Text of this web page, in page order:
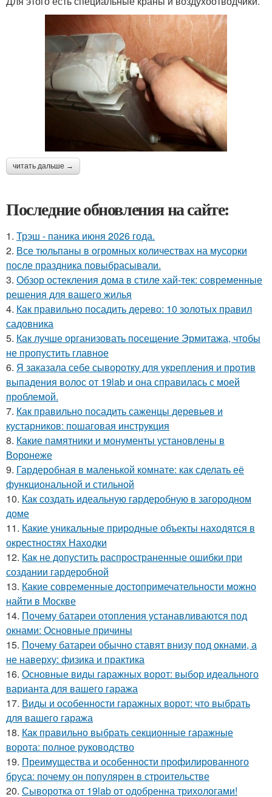
читать дальше →
Последние обновления на сайте:
1. Трэш - паника июня 2026 года.
2. Все тюльпаны в огромных количествах на мусорки
после праздника повыбрасывали.
3. Обзор остекления дома в стиле хай-тек: современные
решения для вашего жилья
4. Как правильно посадить дерево: 10 золотых правил
садовника
5. Как лучше организовать посещение Эрмитажа, чтобы
не пропустить главное
6. Я заказала себе сыворотку для укрепления и против
выпадения волос от 19lab и она справилась с моей
проблемой.
7. Как правильно посадить саженцы деревьев и
кустарников: пошаговая инструкция
8. Какие памятники и монументы установлены в
Воронеже
9. Гардеробная в маленькой комнате: как сделать её
функциональной и стильной
10. Как создать идеальную гардеробную в загородном
доме
11. Какие уникальные природные объекты находятся в
окрестностях Находки
12. Как не допустить распространенные ошибки при
создании гардеробной
13. Какие современные достопримечательности можно
найти в Москве
14. Почему батареи отопления устанавливаются под
окнами: Основные причины
15. Почему батареи обычно ставят внизу под окнами, а
не наверху: физика и практика
16. Основные виды гаражных ворот: выбор идеального
варианта для вашего гаража
17. Виды и особенности гаражных ворот: что выбрать
для вашего гаража
18. Как правильно выбрать секционные гаражные
ворота: полное руководство
19. Преимущества и особенности профилированного
бруса: почему он популярен в строительстве
20. Сыворотка от 19lab от одобренна трихологами!